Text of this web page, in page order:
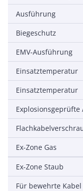
Ausführung
Biegeschutz
EMV-Ausführung
Einsatztemperatur
Einsatztemperatur
Ex-Zone Gas
Ex-Zone Staub
Für bewehrte Kabel